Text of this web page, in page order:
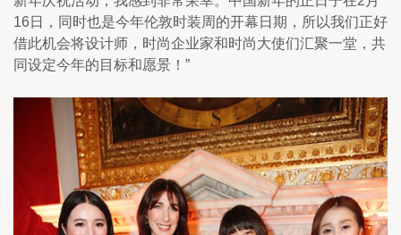
16日，同时也是今年伦敦时装周的开幕日期，所以我们正好
借此机会将设计师，时尚企业家和时尚大使们汇聚一堂，共
同设定今年的目标和愿景！”